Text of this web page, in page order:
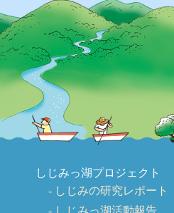
しじみっ湖プロジェクト
しじみの研究レポート